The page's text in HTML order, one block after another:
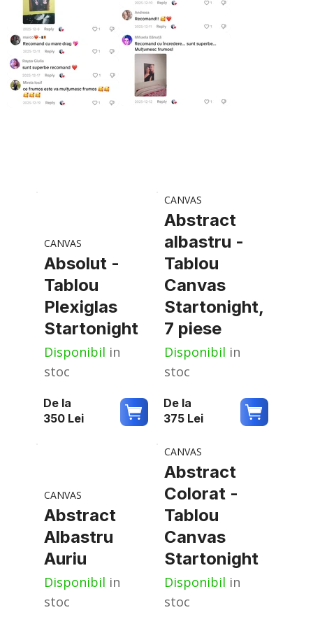
CANVAS
Absolut -
Tablou
Plexiglas
Startonight
Disponibil in
stoc
De la
350 Lei
CANVAS
Abstract
albastru -
Tablou
Canvas
Startonight,
7 piese
Disponibil in
stoc
De la
375 Lei
CANVAS
Abstract
Albastru
Auriu
Disponibil in
stoc
CANVAS
Abstract
Colorat -
Tablou
Canvas
Startonight
Disponibil in
stoc